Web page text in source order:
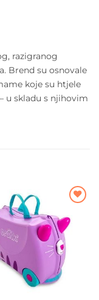
razigranog
Brend su osnovale
koje su htjele
u skladu s njihovim
na listu
želja